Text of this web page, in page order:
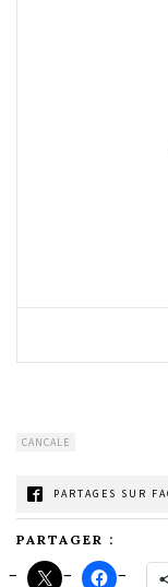
CANCALE
PARTAGES SUR
PARTAGER :